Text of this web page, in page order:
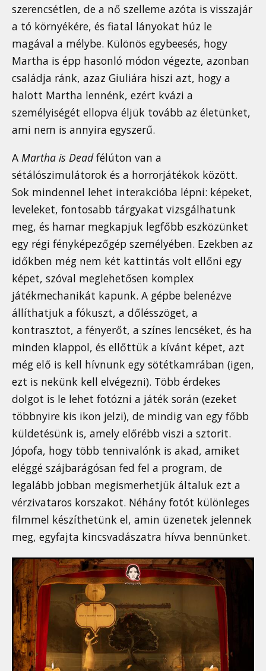
szerencsétlen, de a nő szelleme azóta is visszajár
a tó környékére, és fiatal lányokat húz le
magával a mélybe. Különös egybeesés, hogy
Martha is épp hasonló módon végezte, azonban
családja ránk, azaz Giuliára hiszi azt, hogy a
halott Martha lennénk, ezért kvázi a
személyiségét ellopva éljük tovább az életünket,
ami nem is annyira egyszerű.
A Martha is Deadfélúton van a
sétálószimulátorok és a horrorjátékok között.
Sok mindennel lehet interakcióba lépni: képeket,
leveleket, fontosabb tárgyakat vizsgálhatunk
meg, és hamar megkapjuk legfőbb eszközünket
egy régi fényképezőgép személyében. Ezekben az
időkben még nem két kattintás volt ellőni egy
képet, szóval meglehetősen komplex
játékmechanikát kapunk. A gépbe belenézve
állíthatjuk a fókuszt, a dőlésszöget, a
kontrasztot, a fényerőt, a színes lencséket, és ha
minden klappol, és ellőttük a kívánt képet, azt
még elő is kell hívnunk egy sötétkamrában (igen,
ezt is nekünk kell elvégezni). Több érdekes
dolgot is le lehet fotózni a játék során (ezeket
többnyire kis ikon jelzi), de mindig van egy főbb
küldetésünk is, amely előrébb viszi a sztorit.
Jópofa, hogy több tennivalónk is akad, amiket
eléggé szájbarágósan fed fel a program, de
legalább jobban megismerhetjük általuk ezt a
vérzivataros korszakot. Néhány fotót különleges
filmmel készíthetünk el, amin üzenetek jelennek
meg, egyfajta kincsvadászatra hívva bennünket.